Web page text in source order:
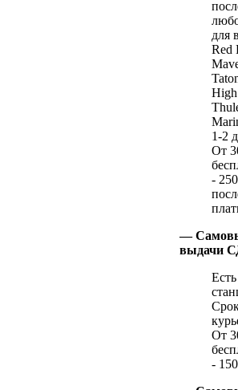
для
Red
1-2
От
-
—
выдачи
От
-